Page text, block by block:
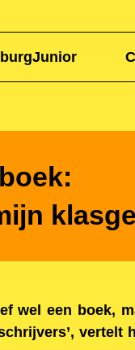
wel een boek,
vertelt